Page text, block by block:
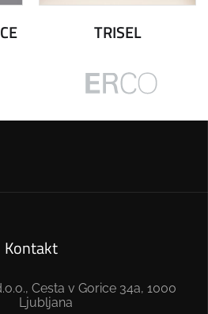
TRISEL
Kontakt
Cesta v Gorice 34a, 1000
Ljubljana